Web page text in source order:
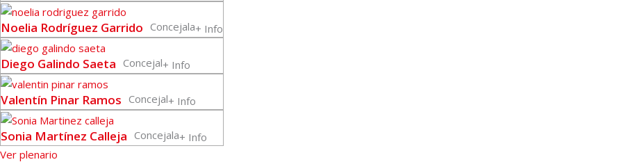
Noelia Rodríguez Garrido Concejala+ Info
Diego Galindo Saeta Concejal+ Info
Valentín Pinar Ramos Concejal+ Info
Sonia Martínez Calleja Concejala+ Info
Ver plenario